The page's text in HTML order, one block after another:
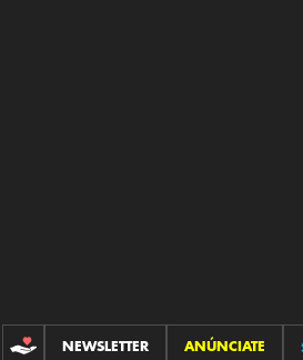
CONTRIBUCIONES
NEWSLETTER ANÚNCIATE